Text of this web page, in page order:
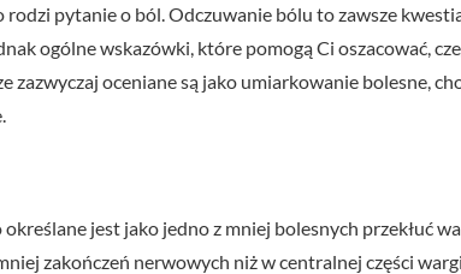
rodzi pytanie o ból. Odczuwanie bólu to zawsze
ogólne wskazówki, które pomogą Ci oszacować,
zazwyczaj oceniane są jako umiarkowanie bolesne,
jest jako jedno z mniej bolesnych przekłuć
zakończeń nerwowych niż w centralnej części